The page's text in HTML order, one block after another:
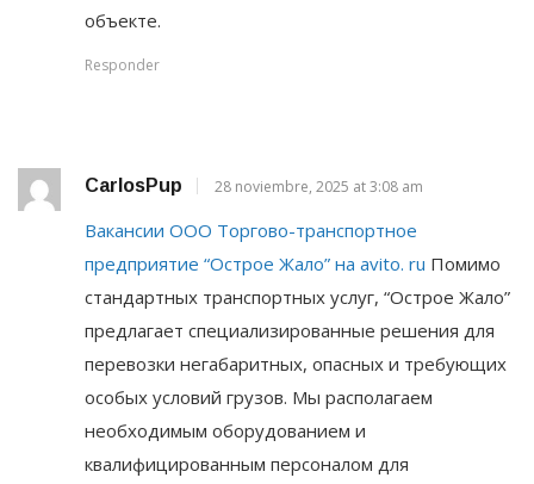
объекте.
Responder
CarlosPup 28 noviembre, 2025 at 3:08 am
Вакансии ООО Торгово-транспортное
предприятие “Острое Жало” на avito. ru Помимо
стандартных транспортных услуг, “Острое Жало”
предлагает специализированные решения для
перевозки негабаритных, опасных и требующих
особых условий грузов. Мы располагаем
необходимым оборудованием и
квалифицированным персоналом для